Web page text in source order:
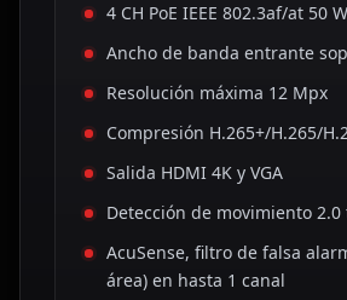
4 CH PoE IEEE 802.3af/at 50
Ancho de banda entrante
Resolución máxima 12 Mpx
Compresión H.265+/H.265/
Salida HDMI 4K y VGA
Detección de movimiento 2.0
AcuSense, filtro de falsa
área) en hasta 1 canal